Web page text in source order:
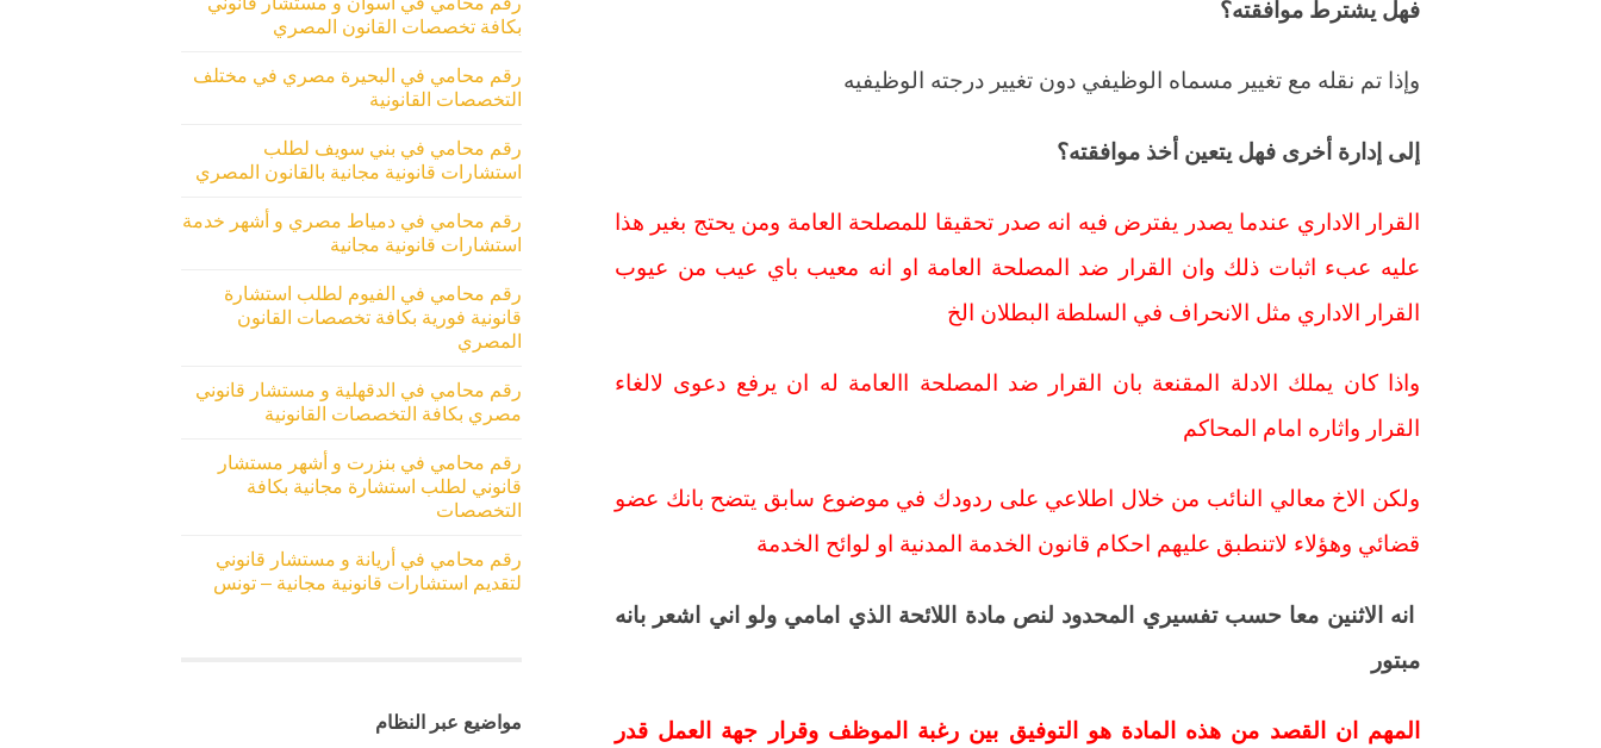
فهل يشترط موافقته؟
وإذا تم نقله مع تغيير مسماه الوظيفي دون تغيير درجته الوظيفيه
إلى إدارة أخرى فهل يتعين أخذ موافقته؟
القرار الاداري عندما يصدر يفترض فيه انه صدر تحقيقا للمصلحة العامة ومن يحتج بغير هذا
عليه عبء اثبات ذلك وان القرار ضد المصلحة العامة او انه معيب باي عيب من عيوب
القرار الاداري مثل الانحراف في السلطة البطلان الخ
واذا كان يملك الادلة المقنعة بان القرار ضد المصلحة االعامة له ان يرفع دعوى لالغاء
القرار واثاره امام المحاكم
ولكن الاخ معالي النائب من خلال اطلاعي على ردودك في موضوع سابق يتضح بانك عضو
قضائي وهؤلاء لاتنطبق عليهم احكام قانون الخدمة المدنية او لوائح الخدمة
انه الاثنين معا حسب تفسيري المحدود لنص مادة اللائحة الذي امامي ولو اني اشعر بانه
مبتور
المهم ان القصد من هذه المادة هو التوفيق بين رغبة الموظف وقرار جهة العمل قدر
بكافة تخصصات القانون المصري
رقم محامي في البحيرة مصري في مختلف
التخصصات القانونية
رقم محامي في بني سويف لطلب
استشارات قانونية مجانية بالقانون المصري
رقم محامي في دمياط مصري و أشهر خدمة
استشارات قانونية مجانية
رقم محامي في الفيوم لطلب استشارة
قانونية فورية بكافة تخصصات القانون
المصري
رقم محامي في الدقهلية و مستشار قانوني
مصري بكافة التخصصات القانونية
رقم محامي في بنزرت و أشهر مستشار
قانوني لطلب استشارة مجانية بكافة
التخصصات
رقم محامي في أريانة و مستشار قانوني
لتقديم استشارات قانونية مجانية – تونس
مواضيع عبر النظام